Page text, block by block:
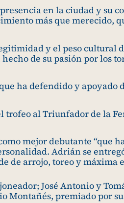
en la ciudad y su
más que merecido,
y el peso cultural
de su pasión por los
ha defendido y apoyado
trofeo al Triunfador de la
mejor debutante “que
Adrián se
de arrojo, toreo y máxima
José Antonio y
Montañés, premiado por